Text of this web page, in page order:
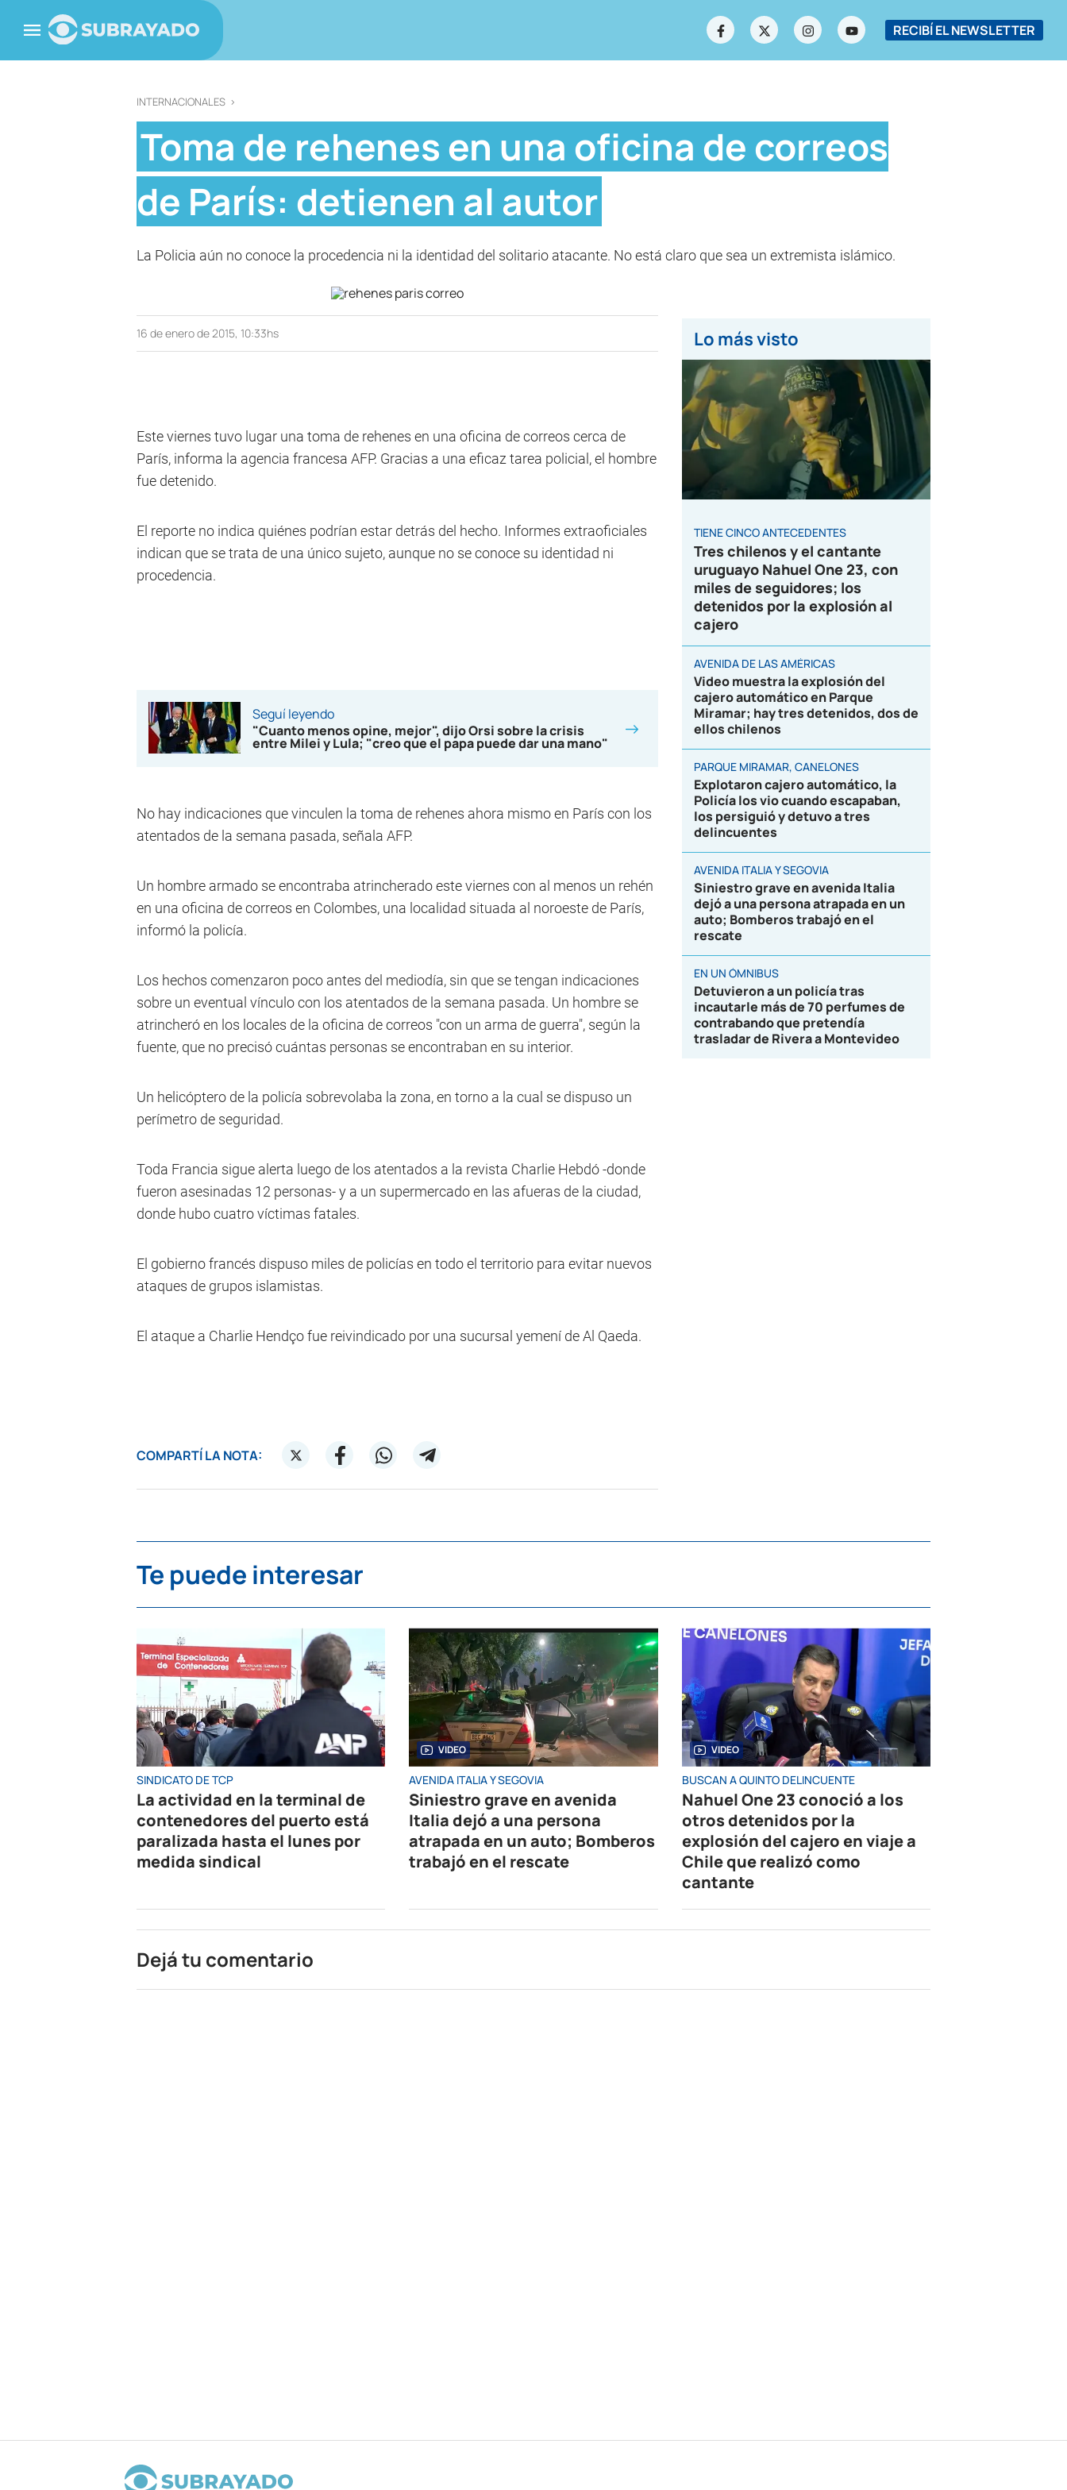
RECIBÍ EL NEWSLETTER
INTERNACIONALES >
Toma de rehenes en una oficina de correos
de París: detienen al autor
La Policia aún no conoce la procedencia ni la identidad del solitario atacante. No está claro que sea un extremista islámico.
16 de enero de 2015, 10:33hs
Este viernes tuvo lugar una toma de rehenes en una oficina de correos cerca de
París, informa la agencia francesa AFP. Gracias a una eficaz tarea policial, el hombre
fue detenido.
El reporte no indica quiénes podrían estar detrás del hecho. Informes extraoficiales
indican que se trata de una único sujeto, aunque no se conoce su identidad ni
procedencia.
Seguí leyendo
"Cuanto menos opine, mejor", dijo Orsi sobre la crisis
entre Milei y Lula; "creo que el papa puede dar una mano"
No hay indicaciones que vinculen la toma de rehenes ahora mismo en París con los
atentados de la semana pasada, señala AFP.
Un hombre armado se encontraba atrincherado este viernes con al menos un rehén
en una oficina de correos en Colombes, una localidad situada al noroeste de París,
informó la policía.
Los hechos comenzaron poco antes del mediodía, sin que se tengan indicaciones
sobre un eventual vínculo con los atentados de la semana pasada. Un hombre se
atrincheró en los locales de la oficina de correos "con un arma de guerra", según la
fuente, que no precisó cuántas personas se encontraban en su interior.
Un helicóptero de la policía sobrevolaba la zona, en torno a la cual se dispuso un
perímetro de seguridad.
Toda Francia sigue alerta luego de los atentados a la revista Charlie Hebdó -donde
fueron asesinadas 12 personas- y a un supermercado en las afueras de la ciudad,
donde hubo cuatro víctimas fatales.
El gobierno francés dispuso miles de policías en todo el territorio para evitar nuevos
ataques de grupos islamistas.
El ataque a Charlie Hendço fue reivindicado por una sucursal yemení de Al Qaeda.
COMPARTÍ LA NOTA:
Lo más visto
TIENE CINCO ANTECEDENTES
Tres chilenos y el cantante
uruguayo Nahuel One 23, con
miles de seguidores; los
detenidos por la explosión al
cajero
AVENIDA DE LAS AMÉRICAS
Video muestra la explosión del
cajero automático en Parque
Miramar; hay tres detenidos, dos de
ellos chilenos
PARQUE MIRAMAR, CANELONES
Explotaron cajero automático, la
Policía los vio cuando escapaban,
los persiguió y detuvo a tres
delincuentes
AVENIDA ITALIA Y SEGOVIA
Siniestro grave en avenida Italia
dejó a una persona atrapada en un
auto; Bomberos trabajó en el
rescate
EN UN ÓMNIBUS
Detuvieron a un policía tras
incautarle más de 70 perfumes de
contrabando que pretendía
trasladar de Rivera a Montevideo
Te puede interesar
SINDICATO DE TCP
La actividad en la terminal de
contenedores del puerto está
paralizada hasta el lunes por
medida sindical
VIDEO
AVENIDA ITALIA Y SEGOVIA
Siniestro grave en avenida
Italia dejó a una persona
atrapada en un auto; Bomberos
trabajó en el rescate
VIDEO
BUSCAN A QUINTO DELINCUENTE
Nahuel One 23 conoció a los
otros detenidos por la
explosión del cajero en viaje a
Chile que realizó como
cantante
Dejá tu comentario